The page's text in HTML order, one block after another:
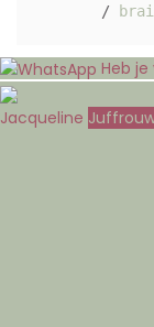
/
Heb je
Jacqueline